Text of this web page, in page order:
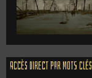
Accès direct par mots clés